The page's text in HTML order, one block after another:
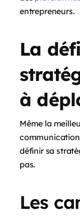
entrepreneurs.
La
à
Même la
définir sa
pas.
Les